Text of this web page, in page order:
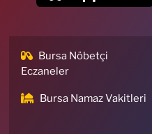
Bursa Nöbetçi
Eczaneler
Bursa Namaz Vakitleri